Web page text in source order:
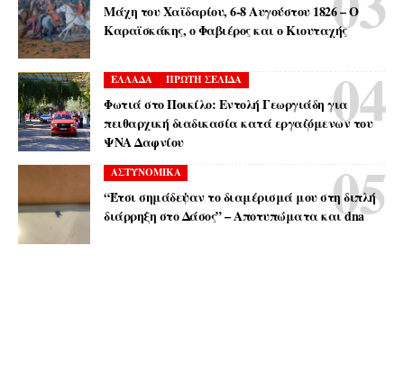
Μάχη του Χαϊδαρίου, 6-8 Αυγούστου 1826 – Ο
Καραϊσκάκης, ο Φαβιέρος και ο Κιουταχής
ΕΛΛΑΔΑ ΠΡΩΤΗ ΣΕΛΙΔΑ
Φωτιά στο Ποικίλο: Εντολή Γεωργιάδη για
πειθαρχική διαδικασία κατά εργαζόμενων του
ΨΝΑ Δαφνίου
ΑΣΤΥΝΟΜΙΚΑ
“Έτσι σημάδεψαν το διαμέρισμά μου στη διπλή
διάρρηξη στο Δάσος” – Αποτυπώματα και dna